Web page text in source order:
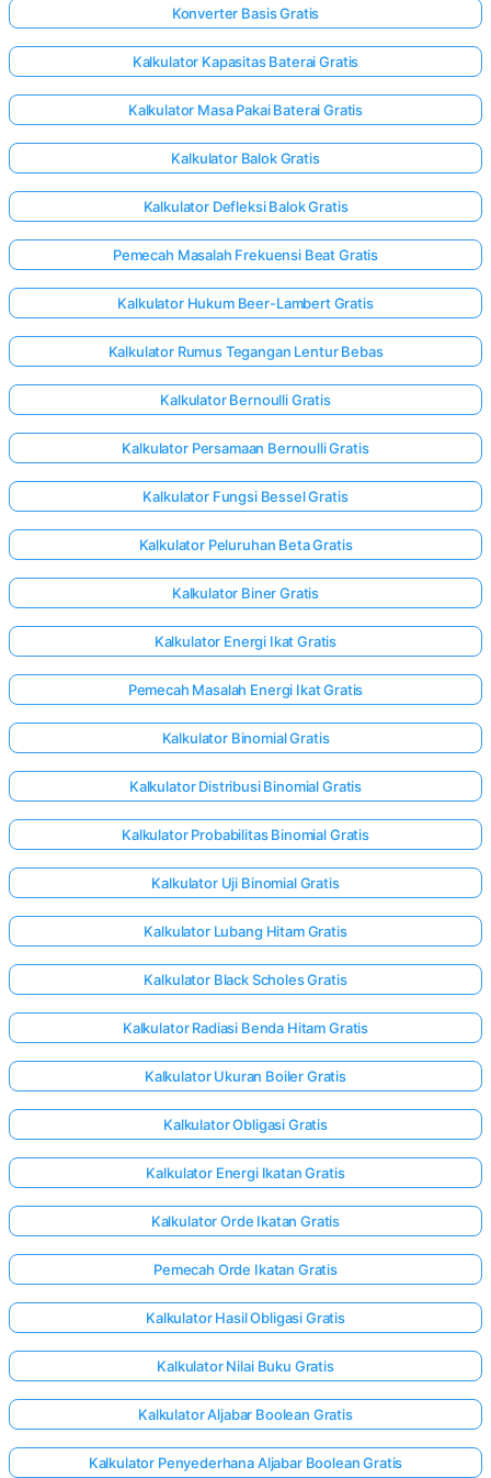
Ada
Ajukan
Anda
Konverter Basis Gratis
Kalkulator Kapasitas Baterai Gratis
Kalkulator Masa Pakai Baterai Gratis
Kalkulator Balok Gratis
Kalkulator Defleksi Balok Gratis
Pemecah Masalah Frekuensi Beat Gratis
Kalkulator Hukum Beer-Lambert Gratis
Kalkulator Rumus Tegangan Lentur Bebas
Kalkulator Bernoulli Gratis
Kalkulator Persamaan Bernoulli Gratis
Kalkulator Fungsi Bessel Gratis
Kalkulator Peluruhan Beta Gratis
Kalkulator Biner Gratis
Kalkulator Energi Ikat Gratis
Pemecah Masalah Energi Ikat Gratis
Kalkulator Binomial Gratis
Kalkulator Distribusi Binomial Gratis
Kalkulator Probabilitas Binomial Gratis
Kalkulator Uji Binomial Gratis
Kalkulator Lubang Hitam Gratis
Kalkulator Black Scholes Gratis
Kalkulator Radiasi Benda Hitam Gratis
Kalkulator Ukuran Boiler Gratis
Kalkulator Obligasi Gratis
Kalkulator Energi Ikatan Gratis
Kalkulator Orde Ikatan Gratis
Pemecah Orde Ikatan Gratis
Kalkulator Hasil Obligasi Gratis
Kalkulator Nilai Buku Gratis
Kalkulator Aljabar Boolean Gratis
Kalkulator Penyederhana Aljabar Boolean Gratis